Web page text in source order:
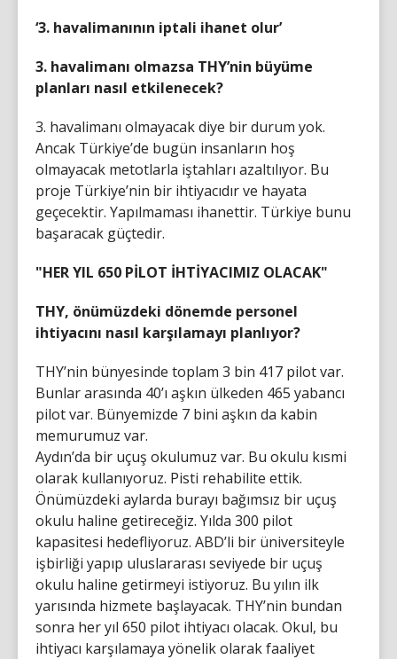
‘3. havalimanının iptali ihanet olur’
3. havalimanı olmazsa THY’nin büyüme
planları nasıl etkilenecek?
3. havalimanı olmayacak diye bir durum yok.
Ancak Türkiye’de bugün insanların hoş
olmayacak metotlarla iştahları azaltılıyor. Bu
proje Türkiye’nin bir ihtiyacıdır ve hayata
geçecektir. Yapılmaması ihanettir. Türkiye bunu
başaracak güçtedir.
"HER YIL 650 PİLOT İHTİYACIMIZ OLACAK"
THY, önümüzdeki dönemde personel
ihtiyacını nasıl karşılamayı planlıyor?
THY’nin bünyesinde toplam 3 bin 417 pilot var.
Bunlar arasında 40’ı aşkın ülkeden 465 yabancı
pilot var. Bünyemizde 7 bini aşkın da kabin
memurumuz var.
Aydın’da bir uçuş okulumuz var. Bu okulu kısmi
olarak kullanıyoruz. Pisti rehabilite ettik.
Önümüzdeki aylarda burayı bağımsız bir uçuş
okulu haline getireceğiz. Yılda 300 pilot
kapasitesi hedefliyoruz. ABD’li bir üniversiteyle
işbirliği yapıp uluslararası seviyede bir uçuş
okulu haline getirmeyi istiyoruz. Bu yılın ilk
yarısında hizmete başlayacak. THY’nin bundan
sonra her yıl 650 pilot ihtiyacı olacak. Okul, bu
ihtiyacı karşılamaya yönelik olarak faaliyet